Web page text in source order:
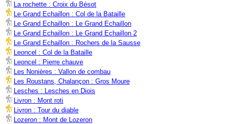
La rochette : Croix du Bésot
Le Grand Echaillon : Col de la Bataille
Le Grand Echaillon : Le Grand Echaillon
Le Grand Echaillon : Le Grand Echaillon 2
Le Grand Echaillon : Rochers de la Sausse
Leoncel : Col de la Bataille
Leoncel : Pierre chauve
Les Nonières : Vallon de combau
Les Roustans, Chalançon : Gros Moure
Lesches : Lesches en Diois
Livron : Mont roti
Livron : Tour du diable
Lozeron : Mont de Lozeron